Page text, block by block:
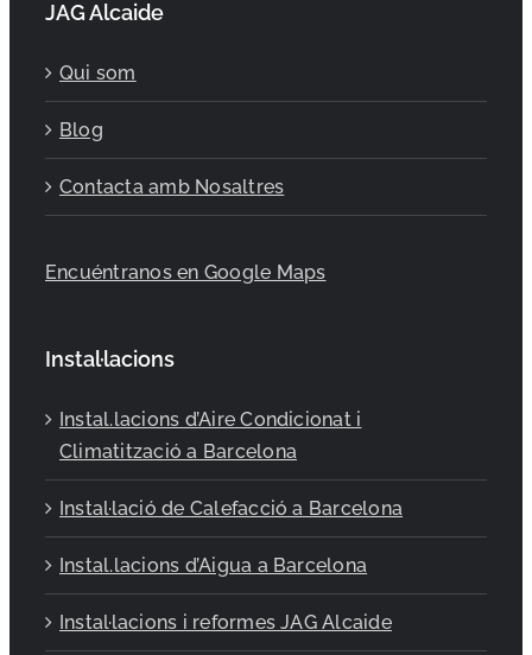
JAG Alcaide
Qui som
Blog
Contacta amb Nosaltres
Encuéntranos en Google Maps
Instal·lacions
Instal.lacions d’Aire Condicionat i
Climatització a Barcelona
Instal·lació de Calefacció a Barcelona
Instal.lacions d’Aigua a Barcelona
Instal·lacions i reformes JAG Alcaide